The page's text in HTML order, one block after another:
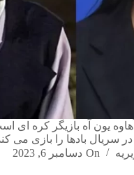
یون آه بازیگر کره ای
سریال بادها را بازی می
On دسامبر 6, 2023